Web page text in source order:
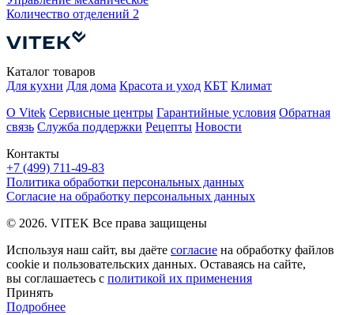
Количество отделений 2
Контакты
+7 (499) 711-49-83
Каталог товаров
Для кухни Для дома Красота и уход КБТ Климат
О Vitek Сервисные центры Гарантийные условия Обратная
связь Служба поддержки Рецепты Новости
Политика обработки персональных данных
Согласие на обработку персональных данных
© 2026. VITEK Все права защищены
Используя наш сайт, вы даёте согласие на обработку файлов
cookie и пользовательских данных. Оставаясь на сайте,
вы соглашаетесь с политикой их применения
Принять
Подробнее